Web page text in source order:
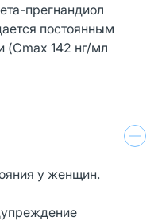
прегнандиол
постоянным
(Cmax 142 нг/мл
у женщин.